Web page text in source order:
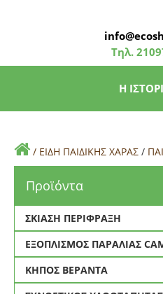
Τηλ.
Η
/ ΕΙΔΗ ΠΑΙΔΙΚΗΣ ΧΑΡΑΣ /
Προϊόντα
ΣΚΙΑΣΗ ΠΕΡΙΦΡΑΞΗ
ΕΞΟΠΛΙΣΜΟΣ ΠΑΡΑΛΙΑΣ
ΚΗΠΟΣ ΒΕΡΑΝΤΑ